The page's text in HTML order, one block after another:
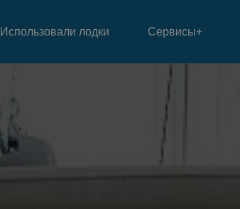
Использовали лодки Сервисы+